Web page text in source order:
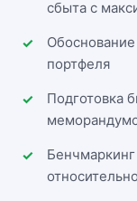
сбыта с
портфеля
Подготовка